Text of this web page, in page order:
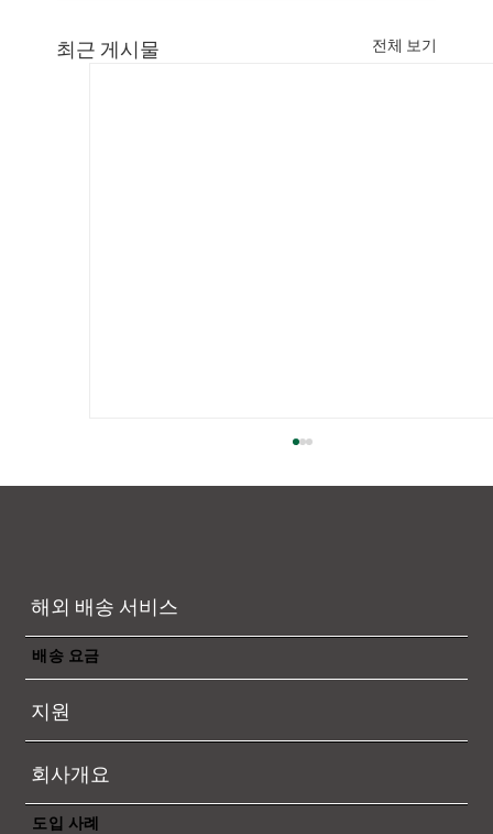
최근 게시물 전체 보기
해외 배송 서비스
배송 요금
지원
회사개요
도입 사례